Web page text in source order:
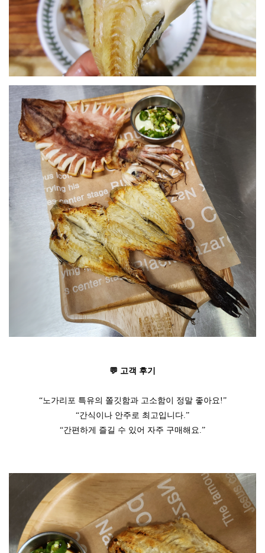
💬 고객 후기
“노가리포 특유의 쫄깃함과 고소함이 정말 좋아요!”
“간식이나 안주로 최고입니다.”
“간편하게 즐길 수 있어 자주 구매해요.”